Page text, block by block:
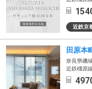
近鉄京
田原本
奈良県磯
近鉄橿原